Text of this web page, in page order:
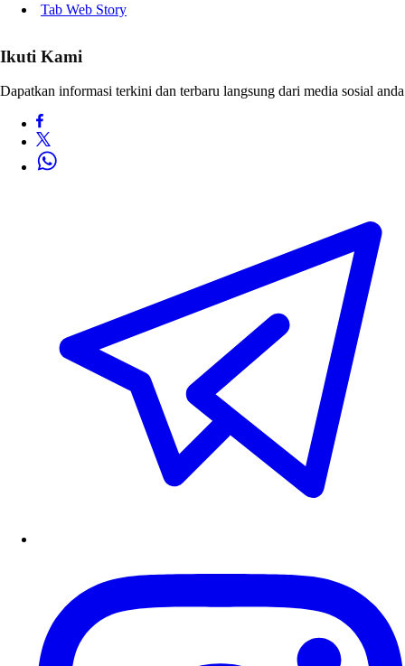
Tab Web Story
Ikuti Kami
Dapatkan informasi terkini dan terbaru langsung dari media sosial anda